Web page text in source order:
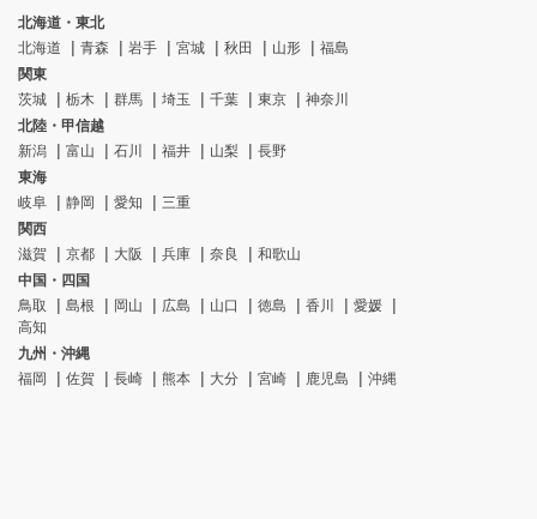
北海道・東北
北海道
青森 岩手 宮城 秋田 山形
福島
関東
茨城
栃木 群馬 埼玉 千葉 東京
神奈川
北陸・甲信越
新潟
富山 石川 福井 山梨
長野
東海
岐阜
静岡 愛知
三重
関西
滋賀
京都 大阪 兵庫 奈良
和歌山
中国・四国
鳥取
島根 岡山 広島 山口 徳島 香川
愛媛
高知
九州・沖縄
福岡
佐賀 長崎 熊本 大分 宮崎 鹿児島 沖縄